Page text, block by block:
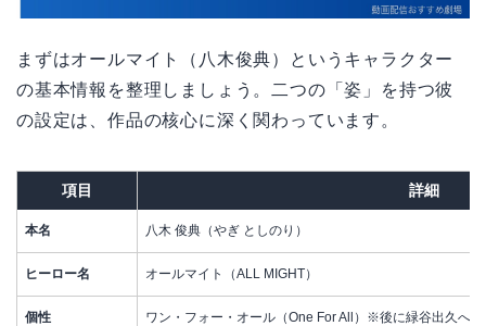
まずはオールマイト（八木俊典）というキャラクター
の基本情報を整理しましょう。二つの「姿」を持つ彼
の設定は、作品の核心に深く関わっています。
項目 詳細
本名 八木 俊典（やぎ としのり）
ヒーロー名 オールマイト（ALL MIGHT）
個性 ワン・フォー・オール（One For All）※後に緑谷出久へ継